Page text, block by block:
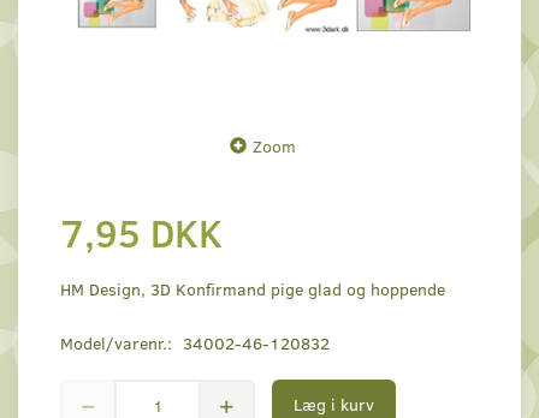
Zoom
7,95 DKK
HM Design, 3D Konfirmand pige glad og hoppende
Model/varenr.: 34002-46-120832
Læg i kurv